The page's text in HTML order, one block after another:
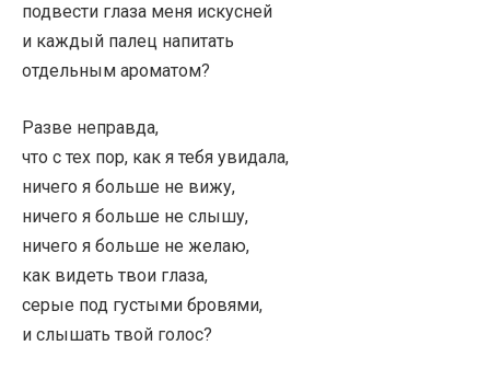
подвести глаза меня искусней
и каждый палец напитать
отдельным ароматом?
Разве неправда,
что с тех пор, как я тебя увидала,
ничего я больше не вижу,
ничего я больше не слышу,
ничего я больше не желаю,
как видеть твои глаза,
серые под густыми бровями,
и слышать твой голос?